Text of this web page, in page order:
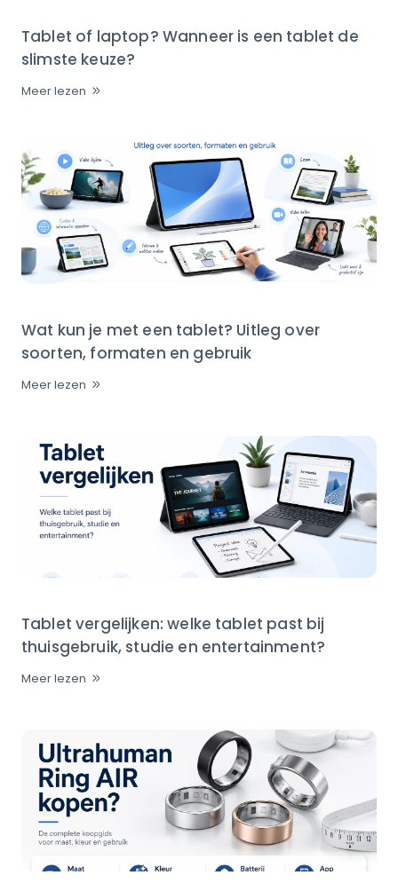
Tablet of laptop? Wanneer is een tablet de
slimste keuze?
Meer lezen
Wat kun je met een tablet? Uitleg over
soorten, formaten en gebruik
Meer lezen
Tablet vergelijken: welke tablet past bij
thuisgebruik, studie en entertainment?
Meer lezen